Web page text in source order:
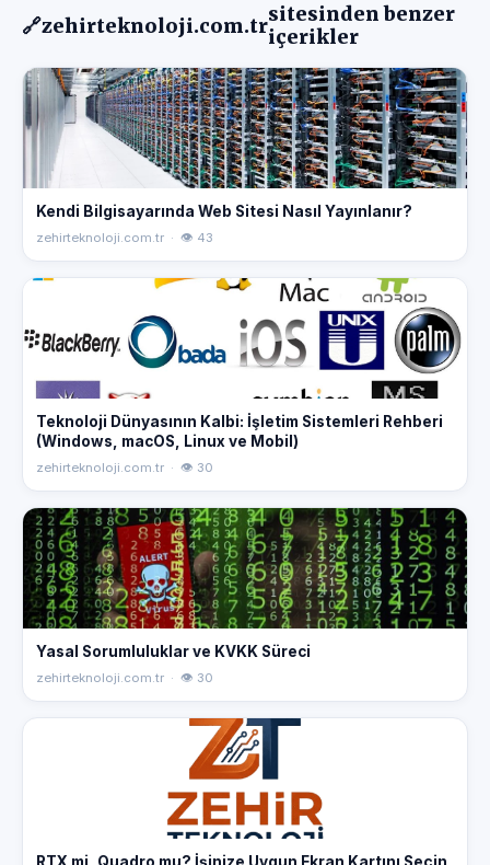
🔗zehirteknoloji.com.trsitesinden benzer
içerikler
Kendi Bilgisayarında Web Sitesi Nasıl Yayınlanır?
zehirteknoloji.com.tr · 👁 43
Teknoloji Dünyasının Kalbi: İşletim Sistemleri Rehberi
(Windows, macOS, Linux ve Mobil)
zehirteknoloji.com.tr · 👁 30
Yasal Sorumluluklar ve KVKK Süreci
zehirteknoloji.com.tr · 👁 30